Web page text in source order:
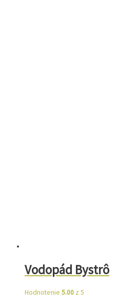
Vodopád Bystrô
Hodnotenie 5.00 z 5